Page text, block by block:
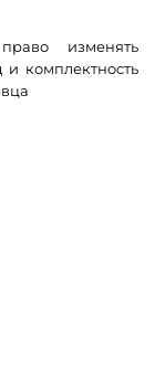
изменять
комплектность